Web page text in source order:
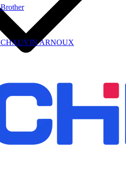
Brother
CHAUVIN ARNOUX